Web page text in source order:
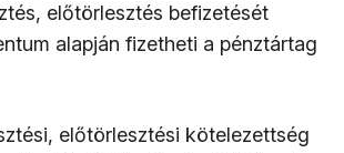
előtörlesztés befizetését
alapján fizetheti a pénztártag
előtörlesztési kötelezettség